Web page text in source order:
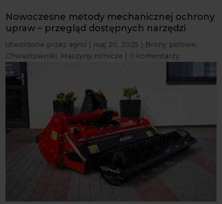
729 856 ...
zamowienia@ ... pokaż e-mail
biuro@ ... pokaż e-mail
Nowoczesne metody mechanicznej ochrony
upraw – przegląd dostępnych narzędzi
utworzone przez agrol | maj 20, 2025 | Brony polowe,
Chwastowniki, Maszyny rolnicze | 0 komentarzy